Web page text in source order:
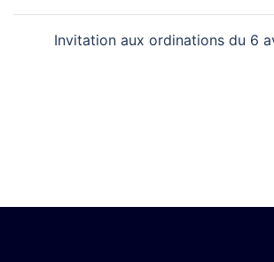
Invitation aux ordinations du 6